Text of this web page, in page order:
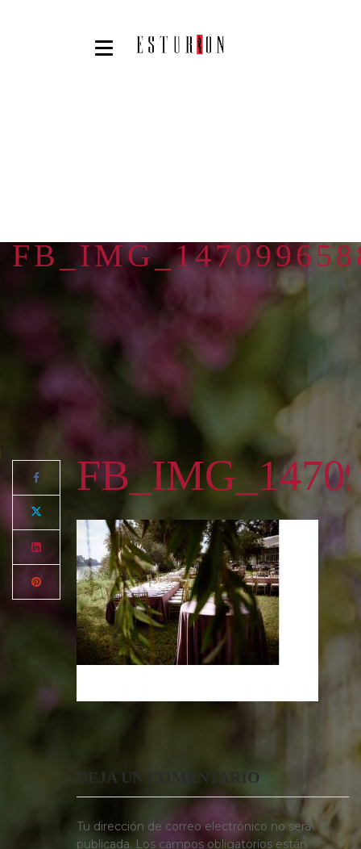
DEJA UN COMENTARIO
Tu dirección de correo electrónico no será
publicada. Los campos obligatorios están